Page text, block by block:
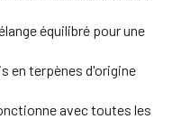
équilibré pour une
en terpènes d'origine
avec toutes les